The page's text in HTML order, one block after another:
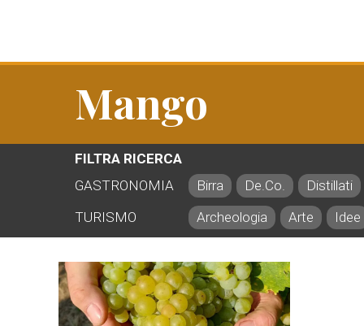
Mango
FILTRA RICERCA
GASTRONOMIA
Birra De.Co.
Distillati
TURISMO
Archeologia Arte Idee